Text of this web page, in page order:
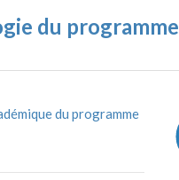
du programme
du programme